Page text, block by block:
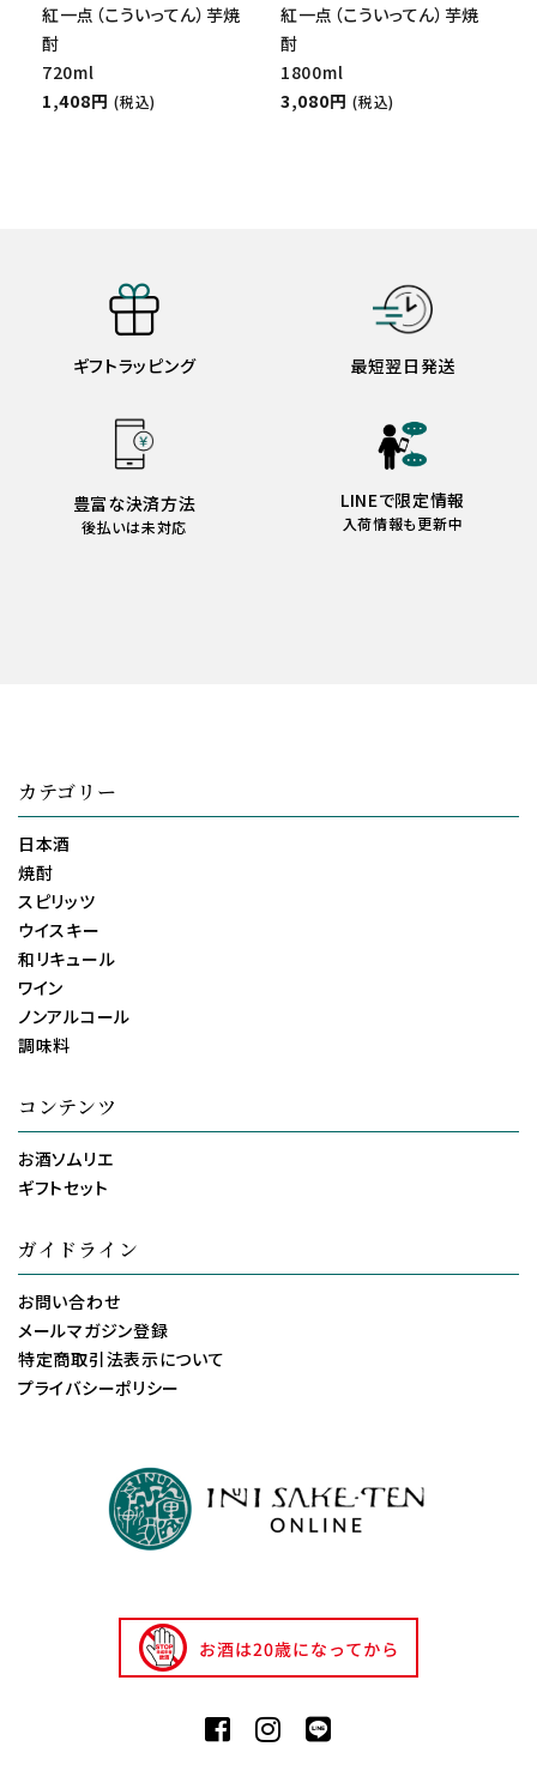
紅一点（こういってん）芋焼
酎
720ml
1,408円 (税込)
紅一点（こういってん）芋焼
酎
1800ml
3,080円 (税込)
ギフトラッピング 最短翌日発送
豊富な決済方法
後払いは未対応
LINEで限定情報
入荷情報も更新中
カテゴリー
日本酒
焼酎
スピリッツ
ウイスキー
和リキュール
ワイン
ノンアルコール
調味料
コンテンツ
お酒ソムリエ
ギフトセット
ガイドライン
お問い合わせ
メールマガジン登録
特定商取引法表示について
プライバシーポリシー